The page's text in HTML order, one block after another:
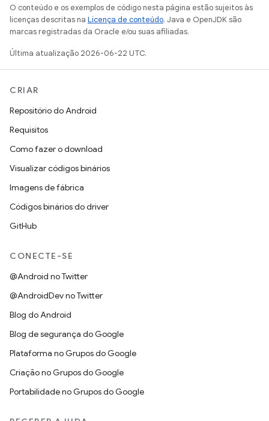
O conteúdo e os exemplos de código nesta página estão sujeitos às
licenças descritas na Licença de conteúdo. Java e OpenJDK são
marcas registradas da Oracle e/ou suas afiliadas.
Última atualização 2026-06-22 UTC.
CRIAR
Repositório do Android
Requisitos
Como fazer o download
Visualizar códigos binários
Imagens de fábrica
Códigos binários do driver
GitHub
CONECTE-SE
@Android no Twitter
@AndroidDev no Twitter
Blog do Android
Blog de segurança do Google
Plataforma no Grupos do Google
Criação no Grupos do Google
Portabilidade no Grupos do Google